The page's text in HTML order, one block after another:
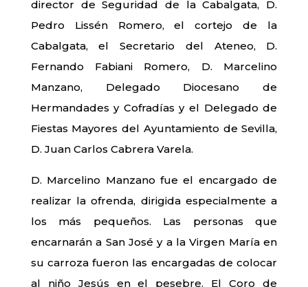
director de Seguridad de la Cabalgata, D.
Pedro Lissén Romero, el cortejo de la
Cabalgata, el Secretario del Ateneo, D.
Fernando Fabiani Romero, D. Marcelino
Manzano, Delegado Diocesano de
Hermandades y Cofradías y el Delegado de
Fiestas Mayores del Ayuntamiento de Sevilla,
D. Juan Carlos Cabrera Varela.
D. Marcelino Manzano fue el encargado de
realizar la ofrenda, dirigida especialmente a
los más pequeños. Las personas que
encarnarán a San José y a la Virgen María en
su carroza fueron las encargadas de colocar
al niño Jesús en el pesebre. El Coro de